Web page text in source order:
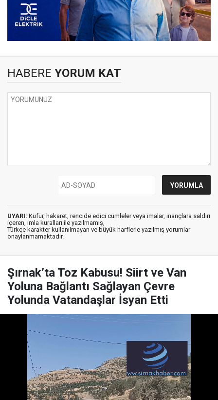
HABERE YORUM KAT
UYARI: Küfür, hakaret, rencide edici cümleler veya imalar, inançlara saldırı
içeren, imla kuralları ile yazılmamış,
Türkçe karakter kullanılmayan ve büyük harflerle yazılmış yorumlar
onaylanmamaktadır.
Şırnak’ta Toz Kabusu! Siirt ve Van
Yoluna Bağlantı Sağlayan Çevre
Yolunda Vatandaşlar İsyan Etti